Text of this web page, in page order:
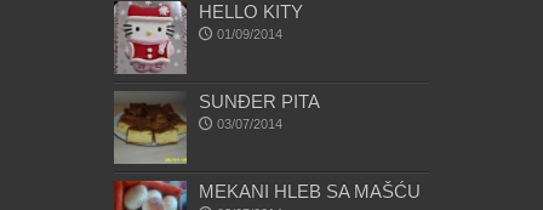
HELLO KITY
01/09/2014
SUNĐER PITA
03/07/2014
MEKANI HLEB SA MAŠĆU